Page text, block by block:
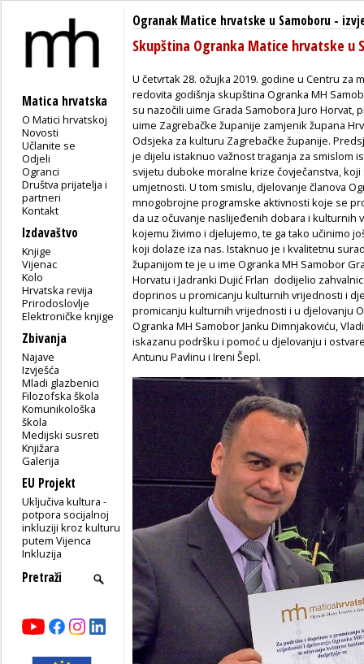
Matica hrvatska
O Matici hrvatskoj
Novosti
Učlanite se
Odjeli
Ogranci
Društva prijatelja i
partneri
Kontakt
Izdavaštvo
Knjige
Vijenac
Kolo
Hrvatska revija
Prirodoslovlje
Elektroničke knjige
Zbivanja
Najave
Izvješća
Mladi glazbenici
Filozofska škola
Komunikološka
škola
Medijski susreti
Knjižara
Galerija
EU Projekt
Uključiva kultura -
potpora socijalnoj
inkluziji kroz kulturu
putem Vijenca
Inkluzija
Ogranak Matice hrvatske u Samoboru -
Skupština Ogranka Matice hrvatske u
U četvrtak 28. ožujka 2019. godine u Centru za
redovita godišnja skupština Ogranka MH
su nazočili uime Grada Samobora Juro
uime Zagrebačke županije zamjenik župana
Odsjeka za kulturu Zagrebačke županije.
je dijelu istaknuo važnost traganja za smislom
svijetu duboke moralne krize čovječanstva,
umjetnosti. U tom smislu, djelovanje članova
mnogobrojne programske aktivnosti koje se
da uz očuvanje naslijeđenih dobara i kulturnih
kojemu živimo i djelujemo, te ga tako učinimo
koji dolaze iza nas. Istaknuo je i kvalitetnu
županijom te je u ime Ogranka MH Samobor
Horvatu i Jadranki Dujić Frlan dodijelio
doprinos u promicanju kulturnih vrijednosti i
promicanju kulturnih vrijednosti i u djelovanju
Ogranka MH Samobor Janku Dimnjakoviću,
iskazanu podršku i pomoć u djelovanju i
Antunu Pavlinu i Ireni Šepl.